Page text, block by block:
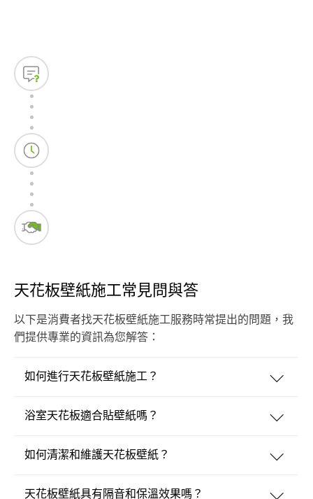
天花板壁紙施工常見問與答
以下是消費者找天花板壁紙施工服務時常提出的問題，我
們提供專業的資訊為您解答：
如何進行天花板壁紙施工？
浴室天花板適合貼壁紙嗎？
如何清潔和維護天花板壁紙？
天花板壁紙具有隔音和保溫效果嗎？